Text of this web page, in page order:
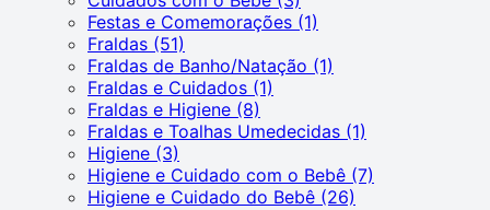
Festas e Comemorações (1)
Fraldas (51)
Fraldas de Banho/Natação (1)
Fraldas e Cuidados (1)
Fraldas e Higiene (8)
Fraldas e Toalhas Umedecidas (1)
Higiene (3)
Higiene e Cuidado com o Bebê (7)
Higiene e Cuidado do Bebê (26)